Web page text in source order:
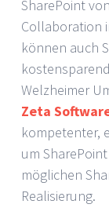
SharePoint
Collaboration
können auch
Welzheimer
Zeta
kompetenter,
um
möglichen
Realisierung.